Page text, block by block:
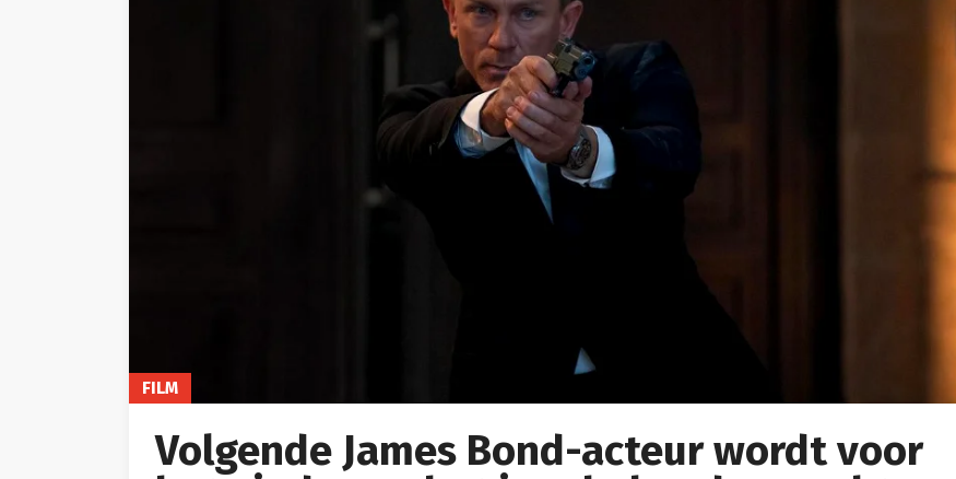
FILM
Volgende James Bond-acteur wordt voor